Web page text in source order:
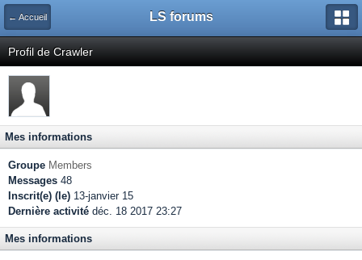
← Accueil LS forums
Profil de Crawler
Mes informations
Groupe Members
Messages 48
Inscrit(e) (le) 13-janvier 15
Dernière activité déc. 18 2017 23:27
Mes informations